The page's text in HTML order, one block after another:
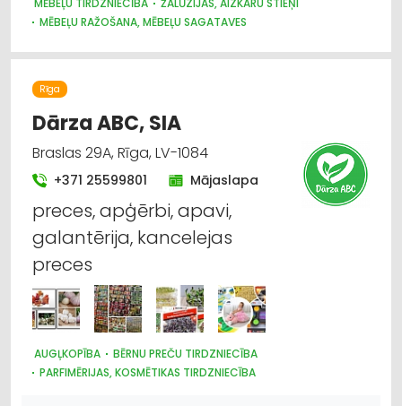
MĒBEĻU RAŽOŠANA, MĒBEĻU SAGATAVES
DIZAINS UN INTERJERS; PRIEKŠMETI UN PAKALPOJUMI
MARKĪZES
SUVENĪRI, DĀVANAS
Rīga
Dārza ABC, SIA
Braslas 29A, Rīga, LV-1084
+371 25599801 Mājaslapa
preces, apģērbi, apavi,
galantērija, kancelejas
preces
AUGĻKOPĪBA
BĒRNU PREČU TIRDZNIECĪBA
PARFIMĒRIJAS, KOSMĒTIKAS TIRDZNIECĪBA